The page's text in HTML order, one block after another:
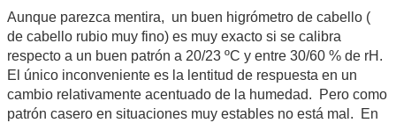
Aunque parezca mentira, un buen higrómetro de cabello (
de cabello rubio muy fino) es muy exacto si se calibra
respecto a un buen patrón a 20/23 ºC y entre 30/60 % de rH.
El único inconveniente es la lentitud de respuesta en un
cambio relativamente acentuado de la humedad. Pero como
patrón casero en situaciones muy estables no está mal. En